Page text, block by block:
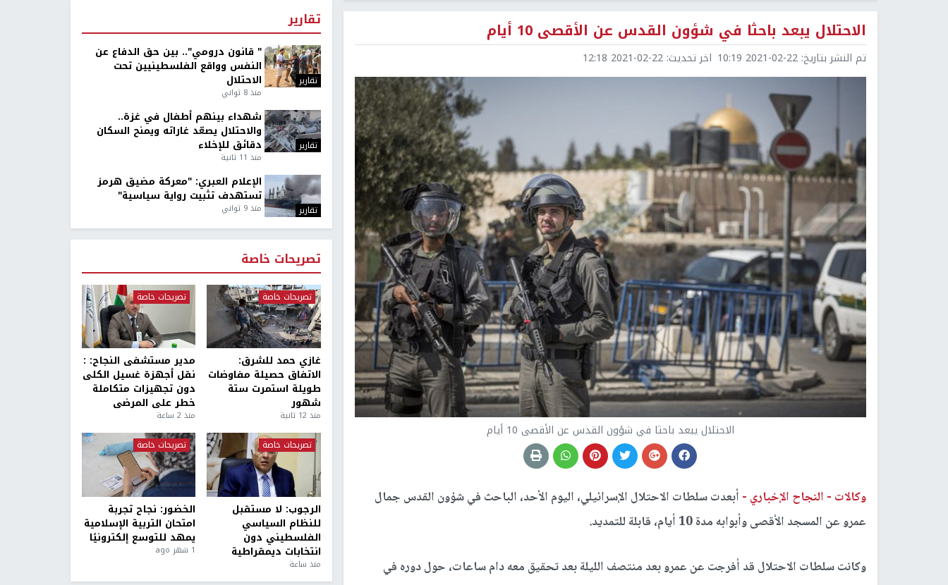
الاحتلال يبعد باحثا في شؤون القدس عن الأقصى 10 أيام
تم النشر بتاريخ: 2021-02-22 10:19 اخر تحديث: 2021-02-22 12:18
الاحتلال يبعد باحثا في شؤون القدس عن الأقصى 10 أيام
وكالات - النجاح الإخباري - أبعدت سلطات الاحتلال الإسرائيلي، اليوم الأحد، الباحث في شؤون القدس جمال
عمرو عن المسجد الأقصى وأبوابه مدة 10 أيام، قابلة للتمديد.
وكانت سلطات الاحتلال قد أفرجت عن عمرو بعد منتصف الليلة بعد تحقيق معه دام ساعات، حول دوره في
تقارير
تقارير
" قانون درومي".. بين حق الدفاع عن
النفس وواقع الفلسطينيين تحت
الاحتلال
منذ 8 ثواني
تقارير
شهداء بينهم أطفال في غزة..
والاحتلال يصعّد غاراته ويمنح السكان
دقائق للإخلاء
منذ 11 ثانية
تقارير
الإعلام العبري: "معركة مضيق هرمز
تستهدف تثبيت رواية سياسية"
منذ 9 ثواني
تصريحات خاصة
تصريحات خاصة
غازي حمد للشرق:
الاتفاق حصيلة مفاوضات
طويلة استمرت ستة
شهور
منذ 12 ثانية
تصريحات خاصة
مدير مستشفى النجاح: :
نقل أجهزة غسيل الكلى
دون تجهيزات متكاملة
خطر على المرضى
منذ 2 ساعة
تصريحات خاصة
الرجوب: لا مستقبل
للنظام السياسي
الفلسطيني دون
انتخابات ديمقراطية
منذ ساعة
تصريحات خاصة
الخضور: نجاح تجربة
امتحان التربية الإسلامية
يمهد للتوسع إلكترونيًا
1 شهر ago